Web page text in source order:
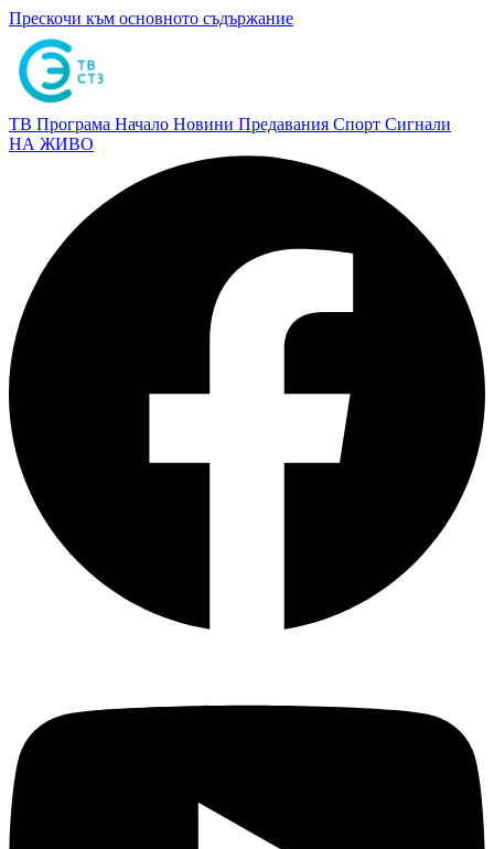
Прескочи към основното съдържание
ТВ Програма Начало Новини Предавания Спорт Сигнали
НА ЖИВО